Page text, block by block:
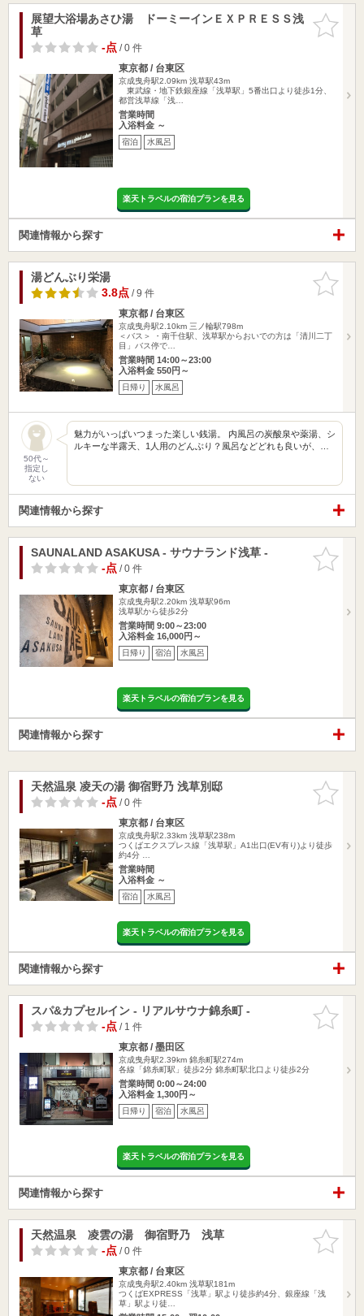
お気に入
りに追加
展望大浴場あさひ湯 ドーミーインＥＸＰＲＥＳＳ浅
草
-点/ 0 件
東京都 / 台東区
京成曳舟駅2.09km 浅草駅43m
東武線・地下鉄銀座線「浅草駅」5番出口より徒歩1分、
都営浅草線「浅…
営業時間
入浴料金 ～
宿泊 水風呂
楽天トラベルの宿泊プランを見る
関連情報から探す
お気に入
りに追加
湯どんぶり栄湯
3.8点/ 9 件
東京都 / 台東区
京成曳舟駅2.10km 三ノ輪駅798m
＜バス＞ ・南千住駅、浅草駅からおいでの方は「清川二丁
目」バス停で…
営業時間 14:00～23:00
入浴料金 550円～
日帰り 水風呂
50代～
指定し
ない
魅力がいっぱいつまった楽しい銭湯。 内風呂の炭酸泉や薬湯、シ
ルキーな半露天、1人用のどんぶり？風呂などどれも良いが、…
関連情報から探す
お気に入
りに追加
SAUNALAND ASAKUSA - サウナランド浅草 -
-点/ 0 件
東京都 / 台東区
京成曳舟駅2.20km 浅草駅96m
浅草駅から徒歩2分
営業時間 9:00～23:00
入浴料金 16,000円～
日帰り 宿泊 水風呂
楽天トラベルの宿泊プランを見る
関連情報から探す
お気に入
りに追加
天然温泉 凌天の湯 御宿野乃 浅草別邸
-点/ 0 件
東京都 / 台東区
京成曳舟駅2.33km 浅草駅238m
つくばエクスプレス線「浅草駅」A1出口(EV有り)より徒歩
約4分 …
営業時間
入浴料金 ～
宿泊 水風呂
楽天トラベルの宿泊プランを見る
関連情報から探す
お気に入
りに追加
スパ&カプセルイン - リアルサウナ錦糸町 -
-点/ 1 件
東京都 / 墨田区
京成曳舟駅2.39km 錦糸町駅274m
各線「錦糸町駅」徒歩2分 錦糸町駅北口より徒歩2分
営業時間 0:00～24:00
入浴料金 1,300円～
日帰り 宿泊 水風呂
楽天トラベルの宿泊プランを見る
関連情報から探す
お気に入
りに追加
天然温泉 凌雲の湯 御宿野乃 浅草
-点/ 0 件
東京都 / 台東区
京成曳舟駅2.40km 浅草駅181m
つくばEXPRESS「浅草」駅より徒歩約4分、銀座線「浅
草」駅より徒…